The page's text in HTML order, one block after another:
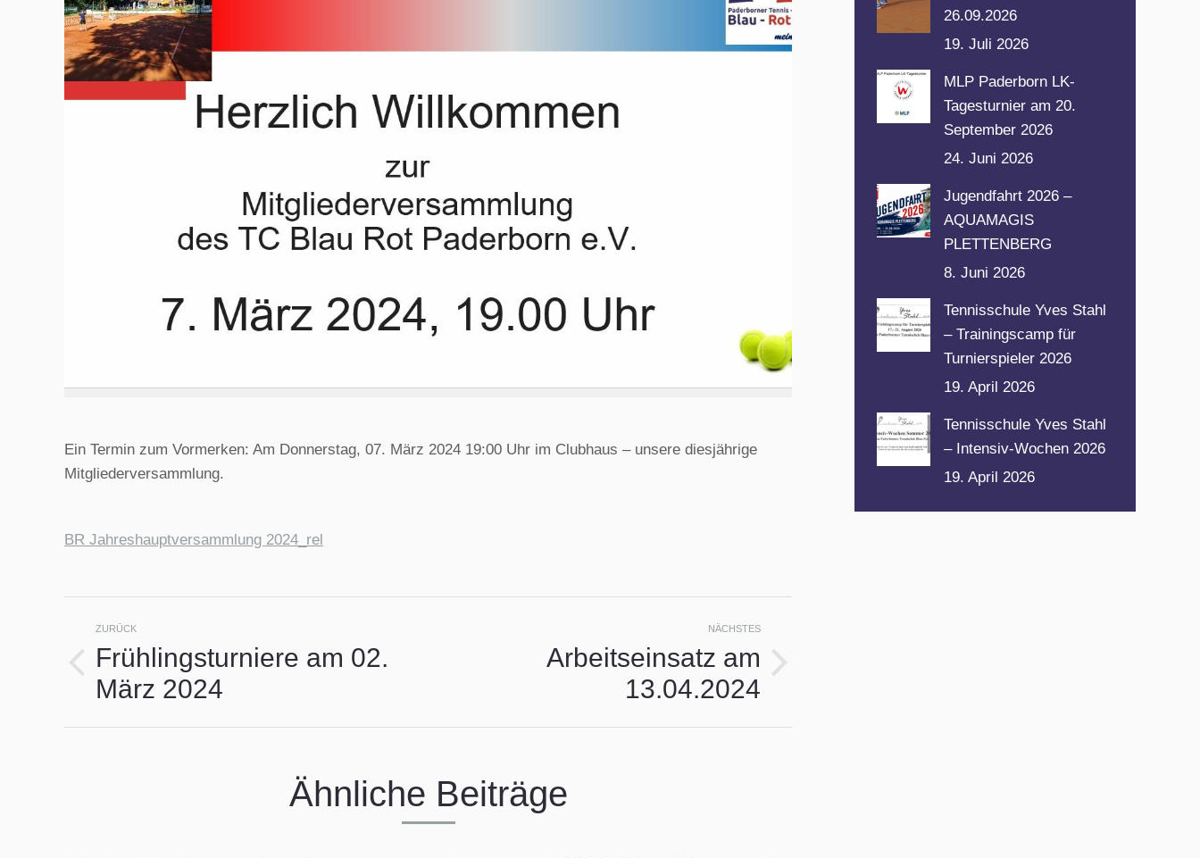
Ein Termin zum Vormerken: Am Donnerstag, 07. März 2024 19:00 Uhr im Clubhaus – unsere diesjährige
Mitgliederversammlung.
BR Jahreshauptversammlung 2024_rel
Kommentarnavigation
ZURÜCK
Beitrag:
Frühlingsturniere am 02.
März 2024
NÄCHSTES
Arbeitseinsatz am
13.04.2024
Ähnliche Beiträge
26.09.2026
19. Juli 2026
MLP Paderborn LK-
Tagesturnier am 20.
September 2026
24. Juni 2026
Jugendfahrt 2026 –
AQUAMAGIS
PLETTENBERG
8. Juni 2026
Tennisschule Yves Stahl
– Trainingscamp für
Turnierspieler 2026
19. April 2026
Tennisschule Yves Stahl
– Intensiv-Wochen 2026
19. April 2026